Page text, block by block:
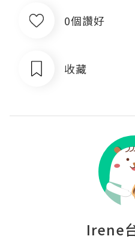
0個讚好
收藏
Irene